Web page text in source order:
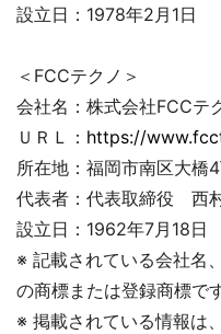
設立日：1978年2月1日
＜FCCテクノ＞
会社名：株式会社FCCテ
ＵＲＬ： https://
所在地：福岡市南区大
代表者：代表取締役 西
設立日：1962年7月18日
※ 記載されている会社名
の商標または登録商標です
※ 掲載されている情報は